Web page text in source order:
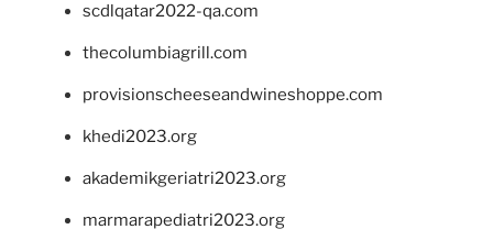
scdlqatar2022-qa.com
thecolumbiagrill.com
provisionscheeseandwineshoppe.com
khedi2023.org
akademikgeriatri2023.org
marmarapediatri2023.org